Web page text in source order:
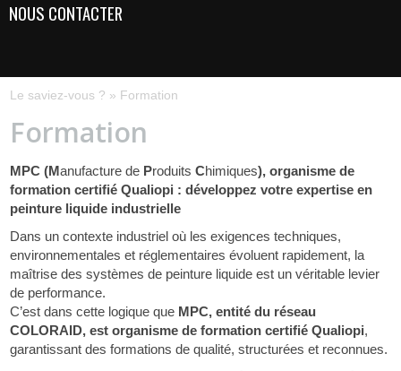
NOUS CONTACTER
Le saviez-vous ? » Formation
Formation
MPC (Manufacture de ProduitsChimiques), organisme de
formation certifié Qualiopi : développez votre expertise en
peinture liquide industrielle
Dans un contexte industriel où les exigences techniques,
environnementales et réglementaires évoluent rapidement, la
maîtrise des systèmes de peinture liquide est un véritable levier
de performance.
C’est dans cette logique que MPC, entité du réseau
COLORAID, est organisme de formation certifié Qualiopi,
garantissant des formations de qualité, structurées et reconnues.